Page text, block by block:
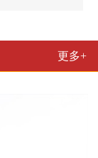
更多+